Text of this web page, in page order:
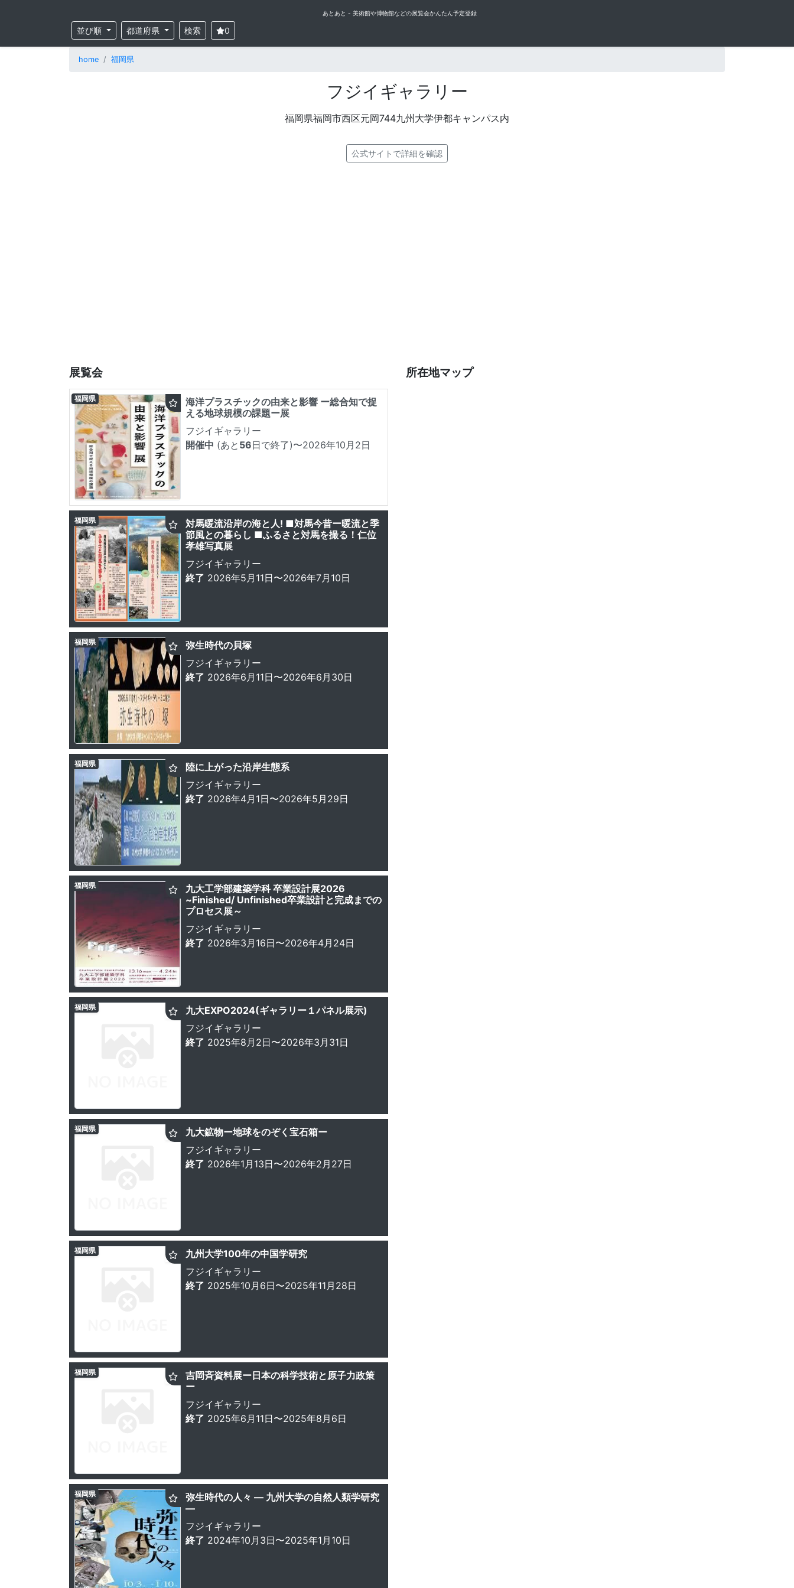
あとあと - 美術館や博物館などの展覧会かんたん予定登録
並び順 都道府県 検索 0
home 福岡県
フジイギャラリー
福岡県福岡市西区元岡744九州大学伊都キャンパス内
公式サイトで詳細を確認
展覧会
海洋プラスチックの由来と影響 ー総合知で捉
える地球規模の課題ー展
フジイギャラリー
開催中 (あと 56日で終了)〜2026年10月2日
福岡県
対馬暖流沿岸の海と人! ■対馬今昔ー暖流と季
節風との暮らし ■ふるさと対馬を撮る！仁位
孝雄写真展
フジイギャラリー
終了 2026年5月11日〜2026年7月10日
福岡県
弥生時代の貝塚
フジイギャラリー
終了 2026年6月11日〜2026年6月30日
福岡県
陸に上がった沿岸生態系
フジイギャラリー
終了 2026年4月1日〜2026年5月29日
福岡県
九大工学部建築学科 卒業設計展2026
~Finished/ Unfinished卒業設計と完成までの
プロセス展～
フジイギャラリー
終了 2026年3月16日〜2026年4月24日
福岡県
九大EXPO2024(ギャラリー１パネル展示)
フジイギャラリー
終了 2025年8月2日〜2026年3月31日
福岡県
九大鉱物ー地球をのぞく宝石箱ー
フジイギャラリー
終了 2026年1月13日〜2026年2月27日
福岡県
九州大学100年の中国学研究
フジイギャラリー
終了 2025年10月6日〜2025年11月28日
福岡県
吉岡斉資料展ー日本の科学技術と原子力政策
ー
フジイギャラリー
終了 2025年6月11日〜2025年8月6日
福岡県
弥生時代の人々 ― 九州大学の自然人類学研究
―
フジイギャラリー
終了 2024年10月3日〜2025年1月10日
福岡県
所在地マップ